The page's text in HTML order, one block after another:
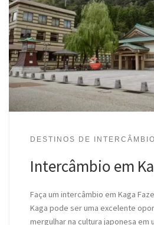
DESTINOS DE
Intercâmbio em
Faça um intercâmbio em Kaga
Kaga pode ser uma excelente
mergulhar na cultura japonesa em